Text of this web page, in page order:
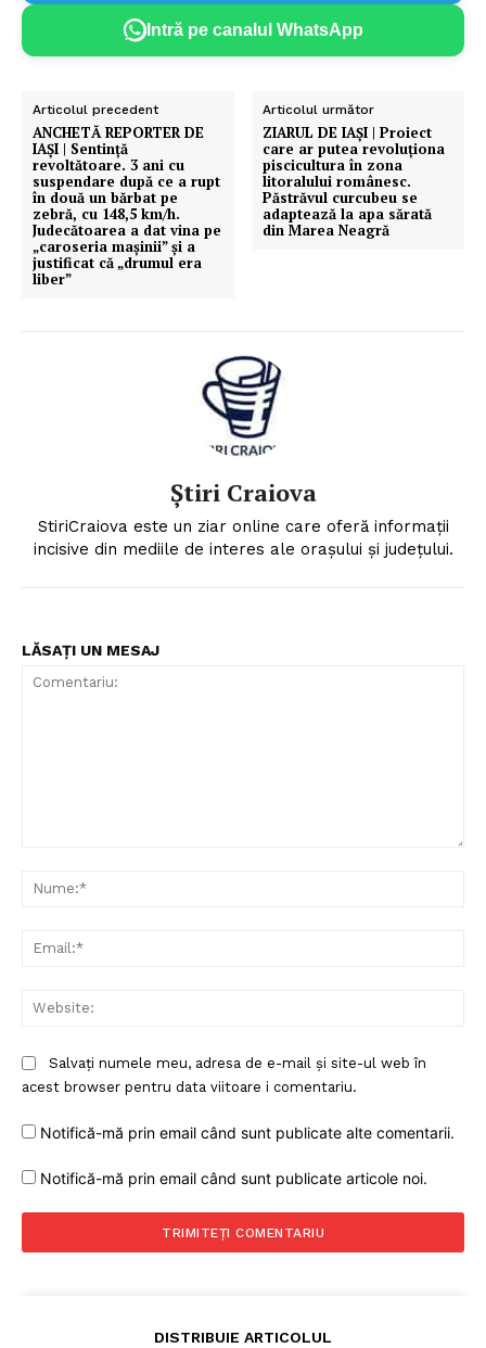
Intră pe canalul WhatsApp
Articolul precedent
ANCHETĂ REPORTER DE
IAȘI | Sentință
revoltătoare. 3 ani cu
suspendare după ce a rupt
în două un bărbat pe
zebră, cu 148,5 km/h.
Judecătoarea a dat vina pe
„caroseria mașinii” și a
justificat că „drumul era
liber”
Articolul următor
ZIARUL DE IAȘI | Proiect
care ar putea revoluționa
piscicultura în zona
litoralului românesc.
Păstrăvul curcubeu se
adaptează la apa sărată
din Marea Neagră
Știri Craiova
StiriCraiova este un ziar online care oferă informații
incisive din mediile de interes ale orașului și județului.
LĂSAȚI UN MESAJ
Salvați numele meu, adresa de e-mail și site-ul web în
acest browser pentru data viitoare i comentariu.
Notifică-mă prin email când sunt publicate alte comentarii.
Notifică-mă prin email când sunt publicate articole noi.
DISTRIBUIE ARTICOLUL